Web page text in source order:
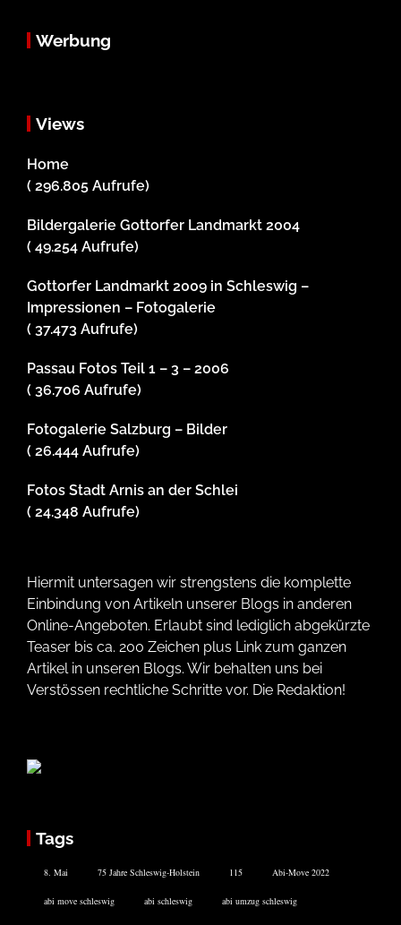
Werbung
Views
Home
( 296.805 Aufrufe)
Bildergalerie Gottorfer Landmarkt 2004
( 49.254 Aufrufe)
Gottorfer Landmarkt 2009 in Schleswig –
Impressionen – Fotogalerie
( 37.473 Aufrufe)
Passau Fotos Teil 1 – 3 – 2006
( 36.706 Aufrufe)
Fotogalerie Salzburg – Bilder
( 26.444 Aufrufe)
Fotos Stadt Arnis an der Schlei
( 24.348 Aufrufe)
Hiermit untersagen wir strengstens die komplette
Einbindung von Artikeln unserer Blogs in anderen
Online-Angeboten. Erlaubt sind lediglich abgekürzte
Teaser bis ca. 200 Zeichen plus Link zum ganzen
Artikel in unseren Blogs. Wir behalten uns bei
Verstössen rechtliche Schritte vor. Die Redaktion!
Tags
8. Mai 75 Jahre Schleswig-Holstein 115 Abi-Move 2022
abi move schleswig abi schleswig abi umzug schleswig